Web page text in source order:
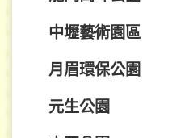
中壢藝術園區
月眉環保公園
元生公園